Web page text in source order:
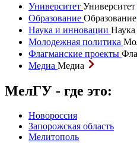
Университет Университет
Образование Образование
Наука и инновации
Молодежная политика
Флагманские проекты
Медиа Медиа
МелГУ - где это:
Новороссия
Запорожская область
Мелитополь